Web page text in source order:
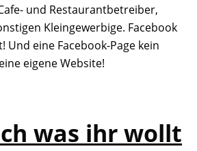
und Restaurantbetreiber,
Kleingewerbige. Facebook
Und eine Facebook-Page kein
eigene Website!
was ihr wollt